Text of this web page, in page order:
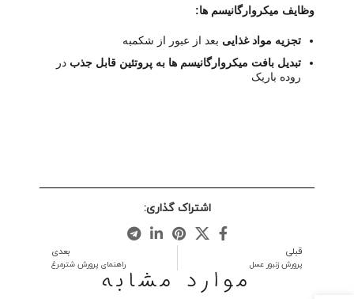
وظایف میکروارگانیسم ها:
تجزیه مواد غذایی بعد از عبور از شکمبه
تبدیل بافت میکروارگانیسم ها به پروتئین قابل جذب در
روده باریک
اشتراک گذاری:
قبلی
پرورش زنبور عسل
بعدی
راهنمای پرورش شترمرغ
موارد مشابه